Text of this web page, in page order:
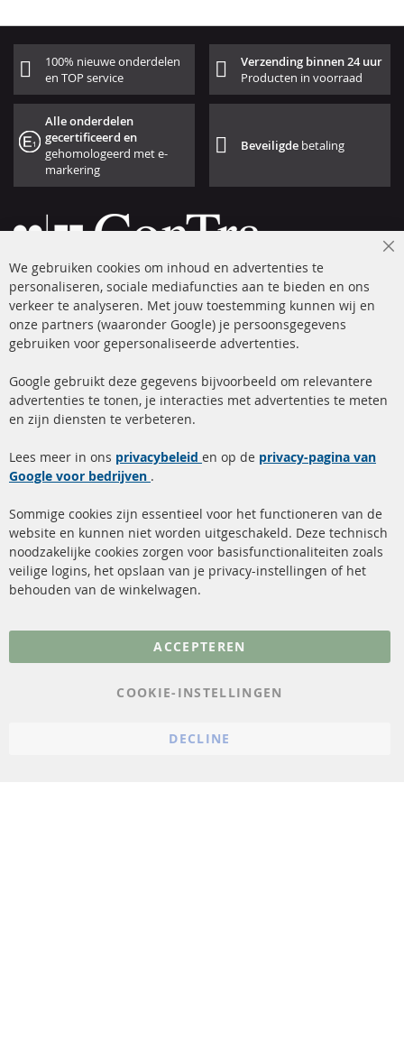
100% nieuwe onderdelen
en TOP service
Verzending binnen 24 uur
Producten in voorraad
Alle onderdelen
gecertificeerd en
gehomologeerd met e-
markering
Beveiligde betaling
+49 (0) 4533 799 00 0
ma-do: 09-17 u, vr Fr 09-16 u
info@contra-automotive.de
facebook
instagram
Snelle links
Roetfilter reiniging
Katalysator (KAT)
sensoren
FAQ
Kundenservice
Verzendingskosten
Contact
Annuleer contract
Gegevensbescherming
We gebruiken cookies om inhoud en advertenties te
personaliseren, sociale mediafuncties aan te bieden en ons
verkeer te analyseren. Met jouw toestemming kunnen wij en
onze partners (waaronder Google) je persoonsgegevens
gebruiken voor gepersonaliseerde advertenties.
Google gebruikt deze gegevens bijvoorbeeld om relevantere
advertenties te tonen, je interacties met advertenties te meten
en zijn diensten te verbeteren.
Lees meer in ons privacybeleid en op de privacy-pagina van
Google voor bedrijven .
Sommige cookies zijn essentieel voor het functioneren van de
website en kunnen niet worden uitgeschakeld. Deze technisch
noodzakelijke cookies zorgen voor basisfunctionaliteiten zoals
veilige logins, het opslaan van je privacy-instellingen of het
behouden van de winkelwagen.
ACCEPTEREN
COOKIE-INSTELLINGEN
DECLINE